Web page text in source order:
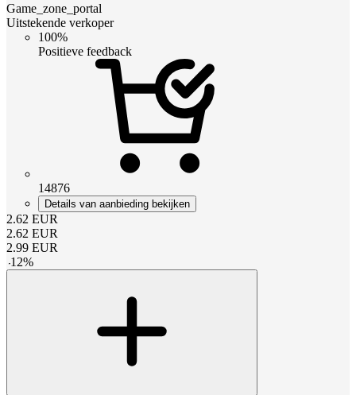
Game_zone_portal
Uitstekende verkoper
100%
Positieve feedback
14876
Details van aanbieding bekijken
2.62 EUR
2.62 EUR
2.99 EUR
-12%